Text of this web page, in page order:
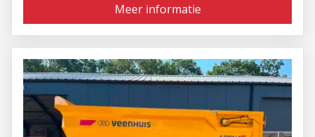
Meer informatie